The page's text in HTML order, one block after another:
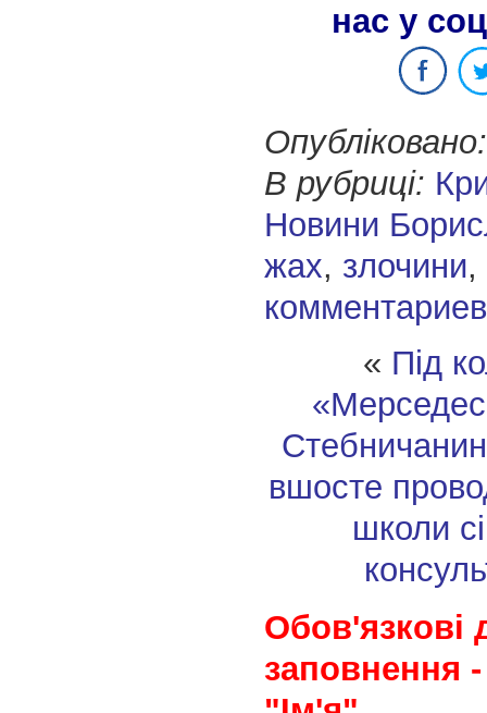
нас у
Опубліковано:
В рубриці:
Новини
жах, злочини,
комментариев
« Під
Стебничанин
вшосте
школи
Обов'язкові
заповнення